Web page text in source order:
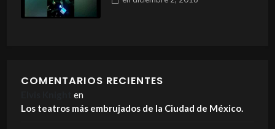
COMENTARIOS RECIENTES
en
Los teatros más embrujados de la Ciudad de México.